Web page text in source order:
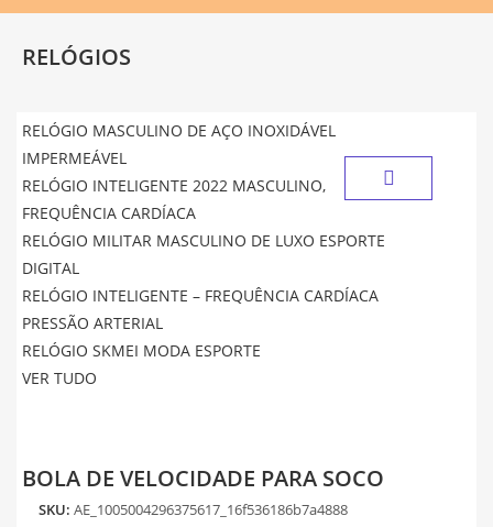
RELÓGIOS
RELÓGIO MASCULINO DE AÇO INOXIDÁVEL
IMPERMEÁVEL
RELÓGIO INTELIGENTE 2022 MASCULINO,
FREQUÊNCIA CARDÍACA
RELÓGIO MILITAR MASCULINO DE LUXO ESPORTE
DIGITAL
RELÓGIO INTELIGENTE – FREQUÊNCIA CARDÍACA
PRESSÃO ARTERIAL
RELÓGIO SKMEI MODA ESPORTE
VER TUDO
BOLA DE VELOCIDADE PARA SOCO
SKU: AE_1005004296375617_16f536186b7a4888